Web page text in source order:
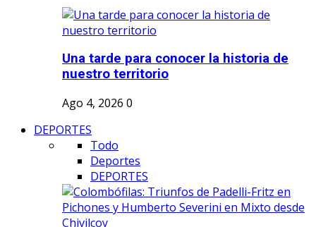
Una tarde para conocer la historia de
nuestro territorio
Ago 4, 2026 0
DEPORTES
Todo
Deportes
DEPORTES